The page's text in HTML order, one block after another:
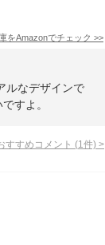
をAmazonでチェック >>
ルなデザインで
すよ。
すすめコメント (1 件) >